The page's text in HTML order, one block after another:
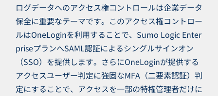
ログデータへのアクセス権コントロールは企業データ
保全に重要なテーマです。このアクセス権コントロー
ルはOneLoginを利用することで、Sumo Logic Enter
priseプランへSAML認証によるシングルサインオン
（SSO）を提供します。さらにOneLoginが提供する
アクセスユーザー判定に強固なMFA（二要素認証）判
定にすることで、アクセスを一部の特権管理者だけに